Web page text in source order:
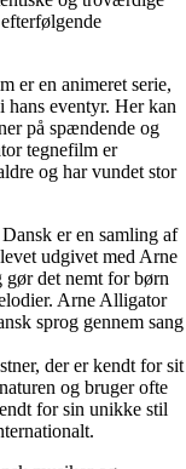
er en animeret serie,
eventyr. Her kan
på spændende og
tegnefilm er
og har vundet stor
er en samling af
udgivet med Arne
gør det nemt for børn
Arne Alligator
sprog gennem sang
der er kendt for sit
og bruger ofte
for sin unikke stil